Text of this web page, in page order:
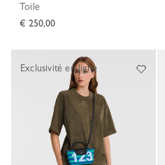
Toile
€ 250,00
Exclusivité en ligne